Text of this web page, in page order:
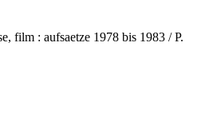
film : aufsaetze 1978 bis 1983 / P.